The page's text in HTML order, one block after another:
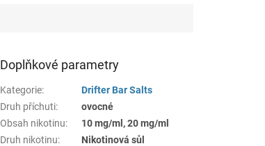
Doplňkové parametry
Kategorie:
Drifter Bar Salts
Druh příchuti:
ovocné
Obsah nikotinu:
10 mg/ml, 20 mg/ml
Druh nikotinu: Nikotinová sůl